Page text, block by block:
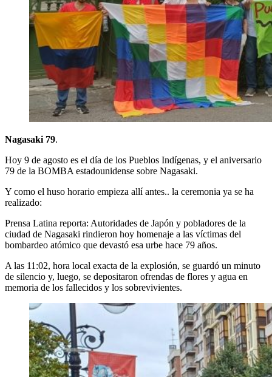
Nagasaki 79.
Hoy 9 de agosto es el día de los Pueblos Indígenas, y el aniversario
79 de la BOMBA estadounidense sobre Nagasaki.
Y como el huso horario empieza allí antes.. la ceremonia ya se ha
realizado:
Prensa Latina reporta: Autoridades de Japón y pobladores de la
ciudad de Nagasaki rindieron hoy homenaje a las víctimas del
bombardeo atómico que devastó esa urbe hace 79 años.
A las 11:02, hora local exacta de la explosión, se guardó un minuto
de silencio y, luego, se depositaron ofrendas de flores y agua en
memoria de los fallecidos y los sobrevivientes.